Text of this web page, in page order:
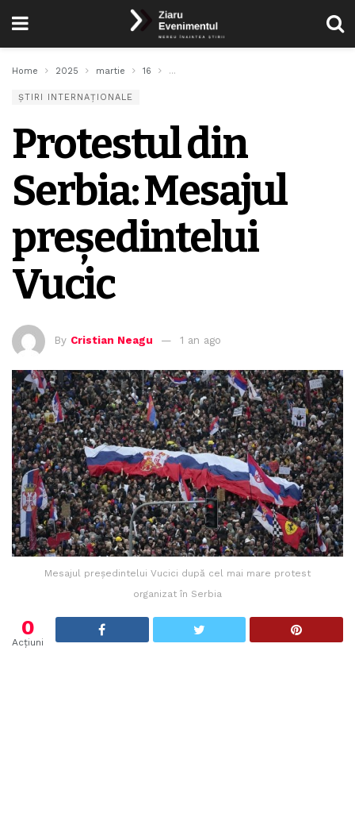
Home 2025 martie 16 Protestul din Serbia: Mesajul
ȘTIRI INTERNAȚIONALE
Protestul din
Serbia: Mesajul
președintelui
Vucic
By Cristian Neagu 1 an ago
Mesajul președintelui Vucici după cel mai mare protest
organizat în Serbia
0
Acțiuni